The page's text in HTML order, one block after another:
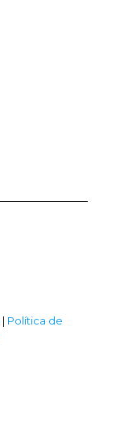
| Política de